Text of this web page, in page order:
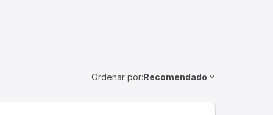
Ordenar por:Recomendado